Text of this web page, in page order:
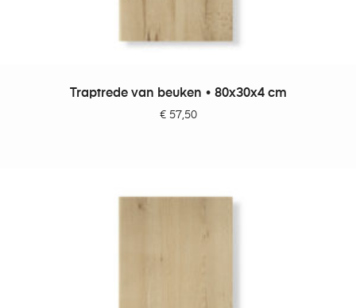
TOEVOEGEN AAN WINKELWAGEN
Traptrede van beuken • 80x30x4 cm
€57,50